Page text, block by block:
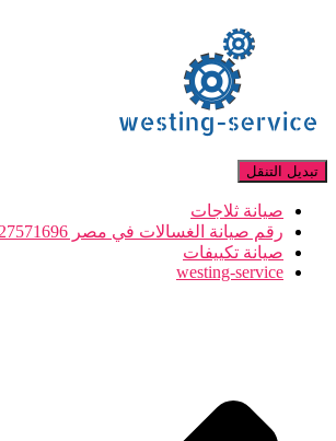
تبديل التنقل
صيانة ثلاجات
رقم صيانة الغسالات في مصر 01127571696
صيانة تكييفات
westing-service